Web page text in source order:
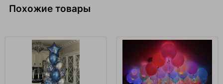
Похожие товары